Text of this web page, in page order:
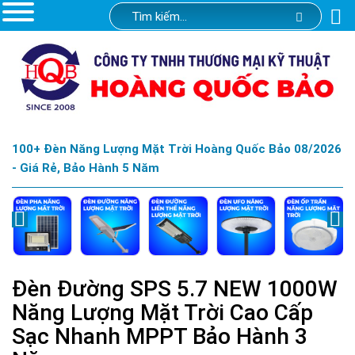
100+ Đèn Năng Lượng Mặt Trời Hoàng Quốc Bảo 08/2026
- Giá Rẻ, Bảo Hành 5 Năm
Đèn Đường SPS 5.7 NEW 1000W
Năng Lượng Mặt Trời Cao Cấp
Sạc Nhanh MPPT Bảo Hành 3